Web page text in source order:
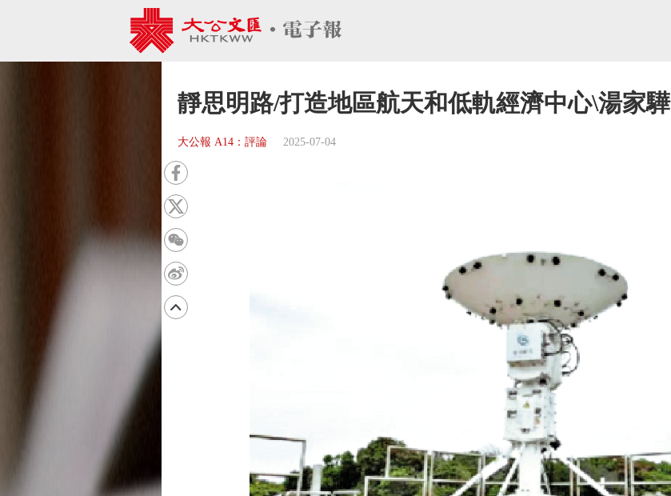
靜思明路/打造地區航天和低軌經濟中心\湯家驊
大公報 A14：評論 2025-07-04